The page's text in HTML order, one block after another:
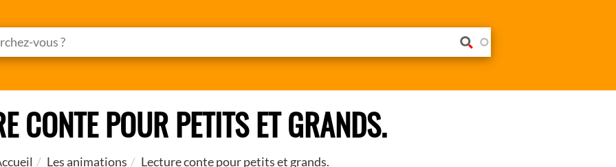
CONTE POUR PETITS ET GRANDS.
Les animations Lecture conte pour petits et grands.